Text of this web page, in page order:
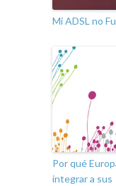
Mi ADSL no
Por qué
integrar a sus